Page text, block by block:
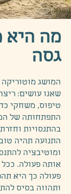
מה היא
גסה
המושג
שאנו עושים:
טיפוס, משחקי
התפתחותה של
בהתנסויות
התנועה תהיה
ומוטיבציה
אותה פעולה.
פעולה כך היא
ותהווה בסיס